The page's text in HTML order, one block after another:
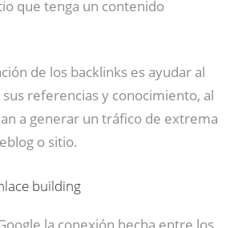
que tenga un contenido
de los backlinks es ayudar al
referencias y conocimiento, al
a generar un tráfico de extrema
o sitio.
building
la conexión hecha entre los